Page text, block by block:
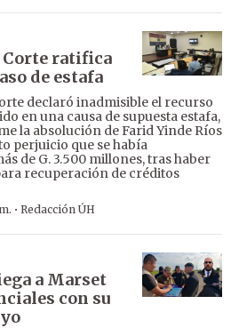
Corte ratifica
de estafa
declaró inadmisible el recurso
en una causa de supuesta estafa,
la absolución de Farid Yinde Ríos
perjuicio que se había
de G. 3.500 millones, tras haber
recuperación de créditos
· Redacción ÚH
a Marset
con su